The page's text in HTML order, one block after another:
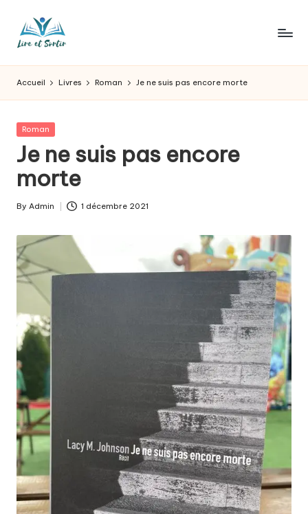
L
ir
e
e
t
s
o
r
t
ir
pour
les
goûts,
des
pour
Accueil Livres Roman Je ne suis pas encore morte
Posted
Roman
Je ne suis pas encore
morte
Posted
By Admin 1 décembre 2021